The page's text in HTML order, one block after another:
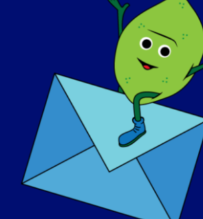
KONTAKT
SHOP
SPENDEN SIE